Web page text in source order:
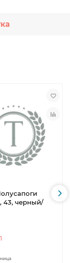
43, черный/
1